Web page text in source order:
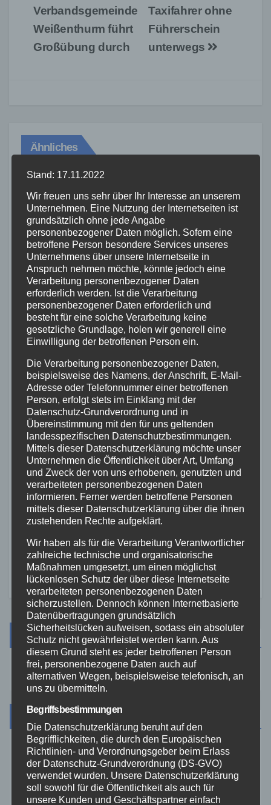
Taxifahrer ohne
Führerschein
unterwegs
Verbandsgemeinde
Weißenthurm führt
Großübung durch
Ähnliches
FEUERWEHR POLIZEI RETTUNGSDIENST THW
WESTERWALD
Großbrand zerstört
Gewerbeimmobilie in Siershahn
– Millionenschaden entstanden
3. AUG. 2026
Rollerfahrer flüchten vor
Polizeikontrolle – 16-Jähriger
nach Verfolgung gestoppt
3. AUG. 2026
ALTENKIRCHEN FEUERWEHR POLIZEI
RETTUNGSDIENST
Rauchentwicklung hinter
leerstehendem Gebäude sorgt
für Feuerwehreinsatz
2. AUG. 2026
Suche
Kategorien
Aktuelles
Allgemein
Stand: 17.11.2022
Wir freuen uns sehr über Ihr Interesse an unserem
Unternehmen. Eine Nutzung der Internetseiten ist
grundsätzlich ohne jede Angabe
personenbezogener Daten möglich. Sofern eine
betroffene Person besondere Services unseres
Unternehmens über unsere Internetseite in
Anspruch nehmen möchte, könnte jedoch eine
Verarbeitung personenbezogener Daten
erforderlich werden. Ist die Verarbeitung
personenbezogener Daten erforderlich und
besteht für eine solche Verarbeitung keine
gesetzliche Grundlage, holen wir generell eine
Einwilligung der betroffenen Person ein.
Die Verarbeitung personenbezogener Daten,
beispielsweise des Namens, der Anschrift, E-Mail-
Adresse oder Telefonnummer einer betroffenen
Person, erfolgt stets im Einklang mit der
Datenschutz-Grundverordnung und in
Übereinstimmung mit den für uns geltenden
landesspezifischen Datenschutzbestimmungen.
Mittels dieser Datenschutzerklärung möchte unser
Unternehmen die Öffentlichkeit über Art, Umfang
und Zweck der von uns erhobenen, genutzten und
verarbeiteten personenbezogenen Daten
informieren. Ferner werden betroffene Personen
mittels dieser Datenschutzerklärung über die ihnen
zustehenden Rechte aufgeklärt.
Wir haben als für die Verarbeitung Verantwortlicher
zahlreiche technische und organisatorische
Maßnahmen umgesetzt, um einen möglichst
lückenlosen Schutz der über diese Internetseite
verarbeiteten personenbezogenen Daten
sicherzustellen. Dennoch können Internetbasierte
Datenübertragungen grundsätzlich
Sicherheitslücken aufweisen, sodass ein absoluter
Schutz nicht gewährleistet werden kann. Aus
diesem Grund steht es jeder betroffenen Person
frei, personenbezogene Daten auch auf
alternativen Wegen, beispielsweise telefonisch, an
uns zu übermitteln.
Begriffsbestimmungen
Die Datenschutzerklärung beruht auf den
Begrifflichkeiten, die durch den Europäischen
Richtlinien- und Verordnungsgeber beim Erlass
der Datenschutz-Grundverordnung (DS-GVO)
verwendet wurden. Unsere Datenschutzerklärung
soll sowohl für die Öffentlichkeit als auch für
unsere Kunden und Geschäftspartner einfach